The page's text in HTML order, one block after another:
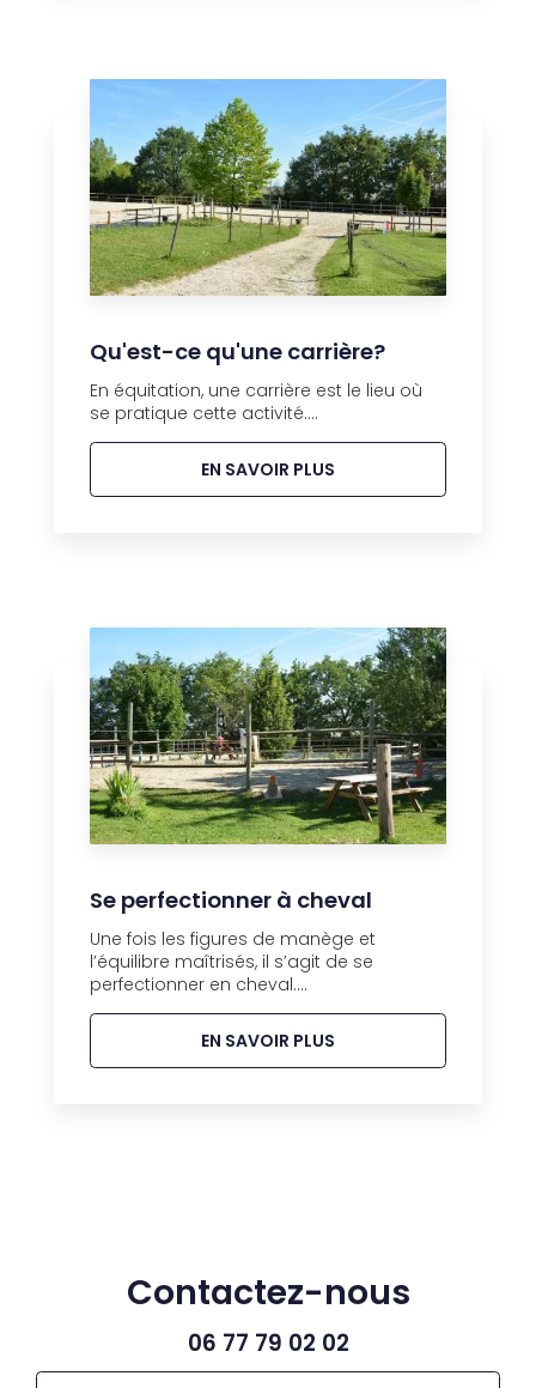
Qu'est-ce qu'une carrière?
En équitation, une carrière est le lieu où
se pratique cette activité....
EN SAVOIR PLUS
Se perfectionner à cheval
Une fois les figures de manège et
l’équilibre maîtrisés, il s’agit de se
perfectionner en cheval....
EN SAVOIR PLUS
Contactez-nous
06 77 79 02 02